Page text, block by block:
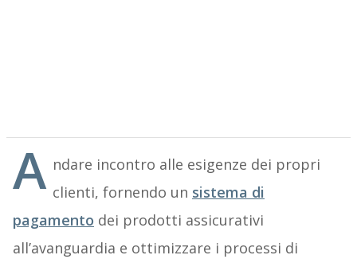
A ndare incontro alle esigenze dei propri
clienti, fornendo un sistema di
pagamento dei prodotti assicurativi
all’avanguardia e ottimizzare i processi di